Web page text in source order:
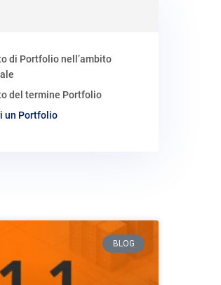
di Portfolio nell’ambito
del termine Portfolio
un Portfolio
BLOG